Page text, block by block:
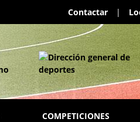
Contactar |
COMPETICIONES